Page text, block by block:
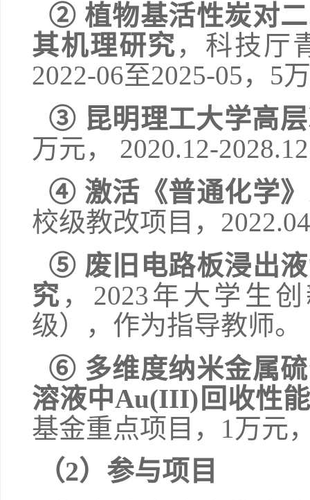
② 植物基活性炭对
其机理研究，科技厅
2022-06至2025-05， 5
③ 昆明理工大学高
万元， 2020.12-2028.12
④ 激活《普通化学
校级教改项目，
⑤ 废旧电路板浸出
究 ， 2023 年大学生
级），作为指导教师。
⑥ 多维度纳米金属
溶液中Au(III) 回收性
基金重点项目， 1万元
（2）参与项目